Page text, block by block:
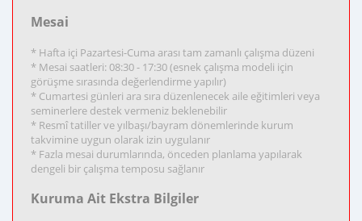
Mesai
* Hafta içi Pazartesi-Cuma arası tam zamanlı çalışma düzeni
* Mesai saatleri: 08:30 - 17:30 (esnek çalışma modeli için
görüşme sırasında değerlendirme yapılır)
* Cumartesi günleri ara sıra düzenlenecek aile eğitimleri veya
seminerlere destek vermeniz beklenebilir
* Resmî tatiller ve yılbaşı/bayram dönemlerinde kurum
takvimine uygun olarak izin uygulanır
* Fazla mesai durumlarında, önceden planlama yapılarak
dengeli bir çalışma temposu sağlanır
Kuruma Ait Ekstra Bilgiler